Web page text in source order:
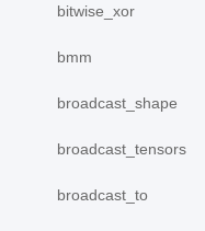
bitwise_xor
bmm
broadcast_shape
broadcast_tensors
broadcast_to